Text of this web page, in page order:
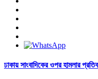
ঢাকায় সাংবাদিকের ওপর হামলার